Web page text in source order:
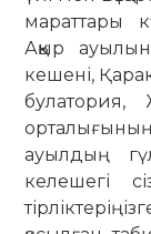
ма­раттары
Аққыр
кешені,
бу­латория,
ауылдың
келе­шегі